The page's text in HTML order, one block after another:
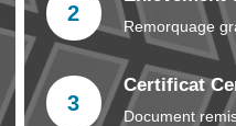
2
Remorquage
3
Certificat
Document